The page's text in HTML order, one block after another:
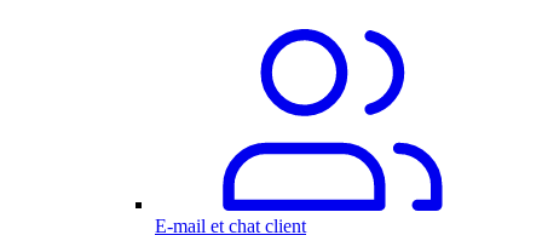
E-mail et chat client